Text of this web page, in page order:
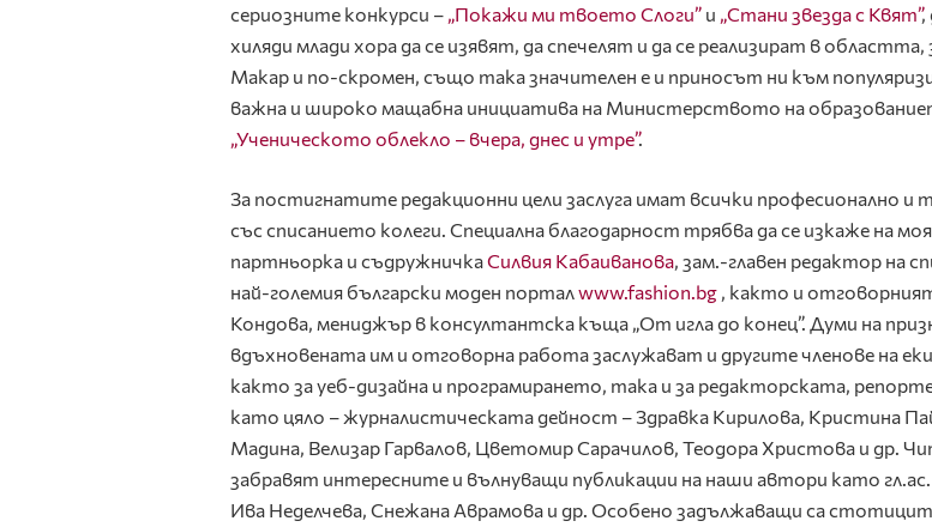
сериозните конкурси – „Покажи ми твоето Слоги” и „Стани звезда с Квят”,
хиляди млади хора да се изявят, да спечелят и да се реализират в
Макар и по-скромен, също така значителен е и приносът ни към
важна и широко мащабна инициатива на Министерството на
„Ученическото облекло – вчера, днес и утре”.
За постигнатите редакционни цели заслуга имат всички професионално и
със списанието колеги. Специална благодарност трябва да се изкаже на
партньорка и съдружничкаСилвия Кабаиванова, зам.-главен редактор на
най-големия български моден портал www.fashion.bg , както и
Кондова, мениджър в консултантска къща „От игла до конец”. Думи на
вдъхновената им и отговорна работа заслужават и другите членове на
както за уеб-дизайна и програмирането, така и за редакторската,
като цяло – журналистическата дейност – Здравка Кирилова, Кристина
Мадина, Велизар Гарвалов, Цветомир Сарачилов, Теодора Христова и др.
забравят интересните и вълнуващи публикации на наши автори като
Ива Неделчева, Снежана Аврамова и др. Особено задължаващи са